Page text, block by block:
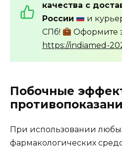
качества с
России
и
СПб!
Оформите
https://indiamed-
Побочные
При использовании
фармакологических